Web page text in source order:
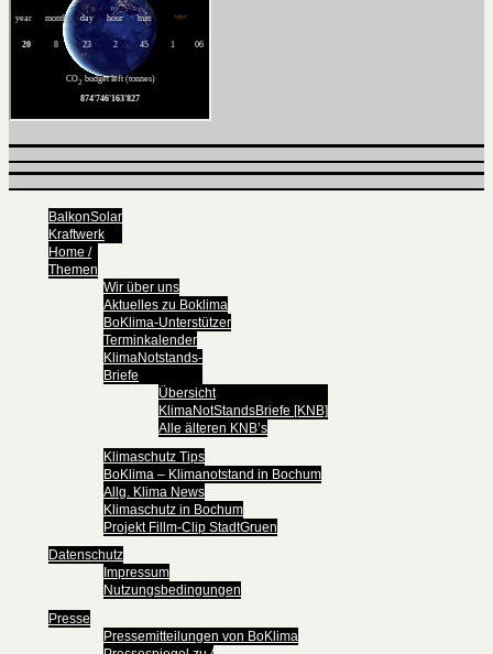
BalkonSolar
Kraftwerk
Home /
Themen
Wir über uns
Aktuelles zu Boklima
BoKlima-Unterstützer
Terminkalender
KlimaNotstands-
Briefe
Übersicht
KlimaNotStandsBriefe [KNB]
Alle älteren KNB’s
Klimaschutz Tips
BoKlima – Klimanotstand in Bochum
Allg. Klima News
Klimaschutz in Bochum
Projekt Fillm-Clip StadtGruen
Datenschutz
Impressum
Nutzungsbedingungen
Presse
Pressemitteilungen von BoKlima